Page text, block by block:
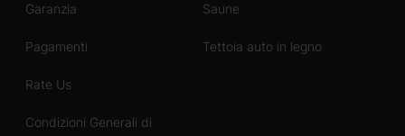
Garanzia
Pagamenti
Rate Us
Condizioni Generali di
Saune
Tettoia auto in legno